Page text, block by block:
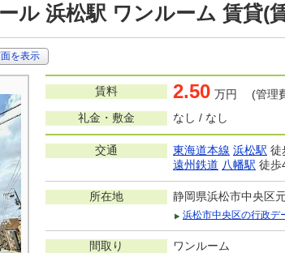
ル 浜松駅 ワンルーム 賃貸(
を表示
賃料 2.50 万円 (管理
礼金・敷金
なし / なし
交通 東海道本線 浜松駅 徒
遠州鉄道 八幡駅 徒歩
所在地 静岡県浜松市中央区
浜松市中央区の行政デ
間取り ワンルーム